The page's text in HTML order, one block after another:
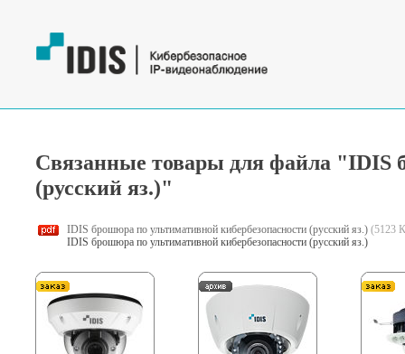
Связанные товары для файла "IDIS
(русский яз.)"
IDIS брошюра по ультимативной кибербезопасности (русский яз.) (5123
IDIS брошюра по ультимативной кибербезопасности (русский яз.)